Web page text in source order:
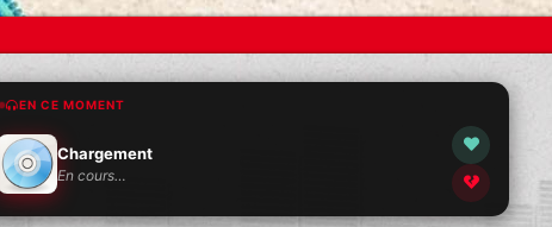
EN CE MOMENT
Chargement
En cours…